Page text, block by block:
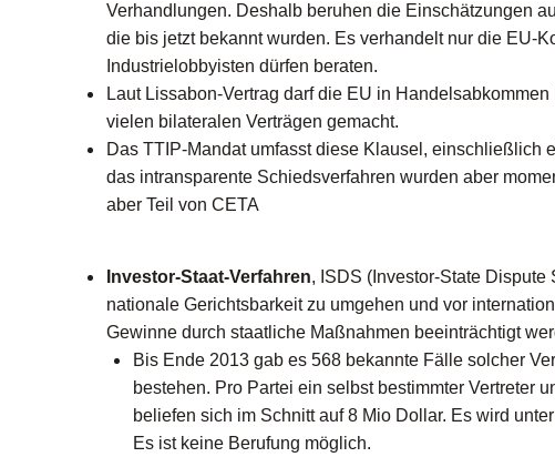
Verhandlungen. Deshalb beruhen die Einschätzungen
die bis jetzt bekannt wurden. Es verhandelt nur die EU-
Industrielobbyisten dürfen beraten.
Laut Lissabon-Vertrag darf die EU in
vielen bilateralen Verträgen gemacht.
Das TTIP-Mandat umfasst diese Klausel, einschließlich
das intransparente Schiedsverfahren wurden aber
aber Teil von CETA
Investor-Staat-Verfahren, ISDS (Investor-State
nationale Gerichtsbarkeit zu umgehen und vor
Gewinne durch staatliche Maßnahmen beeinträchtigt
Bis Ende 2013 gab es 568 bekannte Fälle solcher
bestehen. Pro Partei ein selbst bestimmter Vertreter
beliefen sich im Schnitt auf 8 Mio Dollar. Es wird
Es ist keine Berufung möglich.